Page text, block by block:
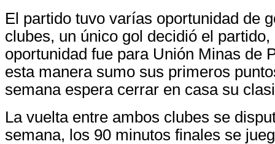
El partido tuvo varías oportunidad de
clubes, un único gol decidió el partido,
oportunidad fue para Unión Minas de
esta manera sumo sus primeros
semana espera cerrar en casa su
La vuelta entre ambos clubes se
semana, los 90 minutos finales se